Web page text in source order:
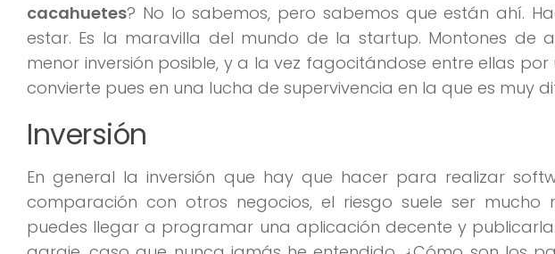
cacahuetes? No lo sabemos, pero sabemos que están ahí.
estar. Es la maravilla del mundo de la startup. Montones de
menor inversión posible, y a la vez fagocitándose entre ellas
convierte pues en una lucha de supervivencia en la que es muy
Inversión
En general la inversión que hay que hacer para realizar
comparación con otros negocios, el riesgo suele ser mucho
puedes llegar a programar una aplicación decente y